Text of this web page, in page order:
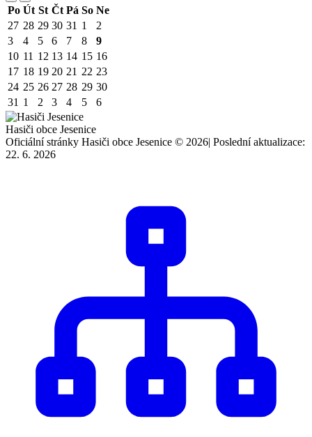
Po Út St Čt Pá So Ne
27 28 29 30 31 1
2
3
4 5 6 7 8
9
10 11 12 13 14 15 16
17 18 19 20 21 22 23
24 25 26 27 28 29 30
31 1 2 3 4 5 6
Hasiči obce Jesenice
Oficiální stránky Hasiči obce Jesenice © 2026| Poslední aktualizace:
22. 6. 2026